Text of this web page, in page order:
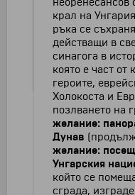
крал на
ръка се
действащи в
синагога в
която е част
героите,
Холокоста и
позлването на
желание:
Дунав
желание:
Унгарския
който се
сграда,